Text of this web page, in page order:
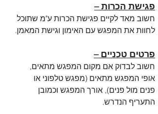
פגישת הכרות –
חשוב מאד לקיים פגישת הכרות ע"מ שתוכל
לחוות את המפגש עם האימון וגישת המאמן.
פרטים טכניים –
חשוב לבדוק אם מקום המפגש מתאים,
אופי המפגש מתאים (מפגש טלפוני או
פנים מול פנים), אורך המפגש וכמובן
התעריף הנדרש.